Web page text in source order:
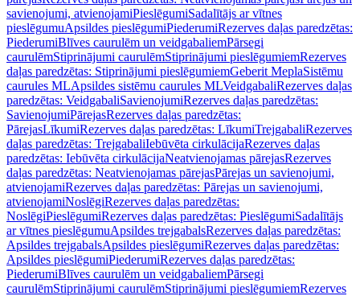
savienojumi, atvienojamiPieslēgumiSadalītājs ar vītnes
pieslēgumuApsildes pieslēgumiPiederumiRezerves daļas paredzētas:
PiederumiBlīves caurulēm un veidgabaliemPārsegi
caurulēmStiprinājumi caurulēmStiprinājumi pieslēgumiemRezerves
daļas paredzētas: Stiprinājumi pieslēgumiemGeberit MeplaSistēmu
caurules MLApsildes sistēmu caurules MLVeidgabaliRezerves daļas
paredzētas: VeidgabaliSavienojumiRezerves daļas paredzētas:
SavienojumiPārejasRezerves daļas paredzētas:
PārejasLīkumiRezerves daļas paredzētas: LīkumiTrejgabaliRezerves
daļas paredzētas: TrejgabaliIebūvēta cirkulācijaRezerves daļas
paredzētas: Iebūvēta cirkulācijaNeatvienojamas pārejasRezerves
daļas paredzētas: Neatvienojamas pārejasPārejas un savienojumi,
atvienojamiRezerves daļas paredzētas: Pārejas un savienojumi,
atvienojamiNoslēgiRezerves daļas paredzētas:
NoslēgiPieslēgumiRezerves daļas paredzētas: PieslēgumiSadalītājs
ar vītnes pieslēgumuApsildes trejgabalsRezerves daļas paredzētas:
Apsildes trejgabalsApsildes pieslēgumiRezerves daļas paredzētas:
Apsildes pieslēgumiPiederumiRezerves daļas paredzētas:
PiederumiBlīves caurulēm un veidgabaliemPārsegi
caurulēmStiprinājumi caurulēmStiprinājumi pieslēgumiemRezerves